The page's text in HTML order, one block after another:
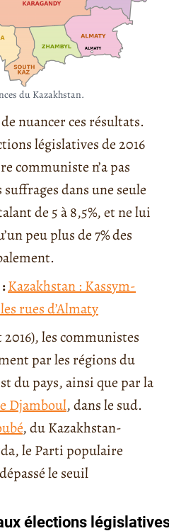
du Kazakhstan.
nuancer ces résultats.
législatives de 2016
communiste n’a pas
dans une seule
de 5 à 8,5%, et ne lui
peu plus de 7% des
Kazakhstan : Kassym-
rues d’Almaty
les communistes
par les régions du
du pays, ainsi que par la
Djamboul, dans le sud.
, du Kazakhstan-
le Parti populaire
le seuil